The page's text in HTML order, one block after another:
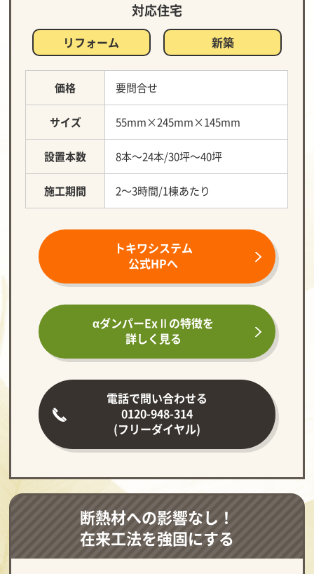
対応住宅
リフォーム 新築
価格 要問合せ
サイズ 55mm×245mm×145mm
設置本数 8本～24本/30坪～40坪
施工期間 2～3時間/1棟あたり
トキワシステム
公式HPへ
αダンパーExⅡの特徴を
詳しく見る
電話で問い合わせる
0120-948-314
(フリーダイヤル)
断熱材への影響なし！
在来工法を強固にする